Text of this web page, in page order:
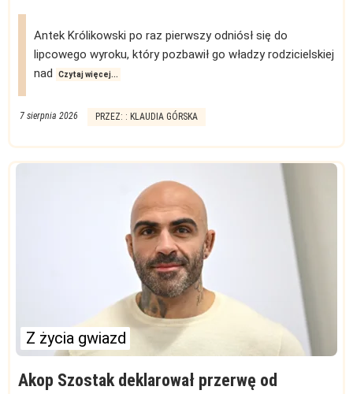
Antek Królikowski po raz pierwszy odniósł się do
lipcowego wyroku, który pozbawił go władzy rodzicielskiej
nad
Czytaj więcej...
7 sierpnia 2026 PRZEZ: : KLAUDIA GÓRSKA
Z życia gwiazd
Akop Szostak deklarował przerwę od